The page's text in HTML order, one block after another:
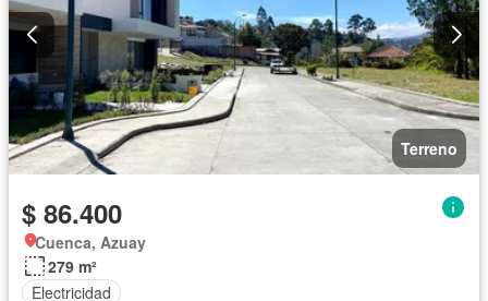
Terreno
$ 86.400
Cuenca, Azuay
279 m²
Electricidad